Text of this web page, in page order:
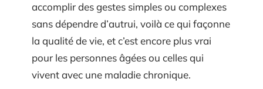
accomplir des gestes simples ou complexes
sans dépendre d’autrui, voilà ce qui façonne
la qualité de vie, et c’est encore plus vrai
pour les personnes âgées ou celles qui
vivent avec une maladie chronique.